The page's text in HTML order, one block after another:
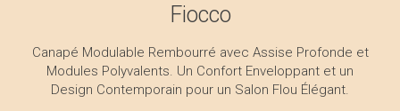
Fiocco
Canapé Modulable Rembourré avec Assise Profonde et
Modules Polyvalents. Un Confort Enveloppant et un
Design Contemporain pour un Salon Flou Élégant.